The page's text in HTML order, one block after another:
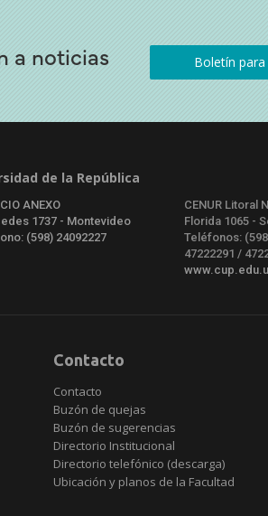
a noticias
de la República
ANEXO
1737 - Montevideo
(598) 24092227
CENUR Litoral
Florida 1065 -
Teléfonos:
47222291 /
Contacto
Contacto
Buzón de quejas
Buzón de sugerencias
Directorio Institucional
Directorio telefónico (descarga)
Ubicación y planos de la Facultad